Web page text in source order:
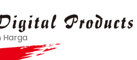
Harga